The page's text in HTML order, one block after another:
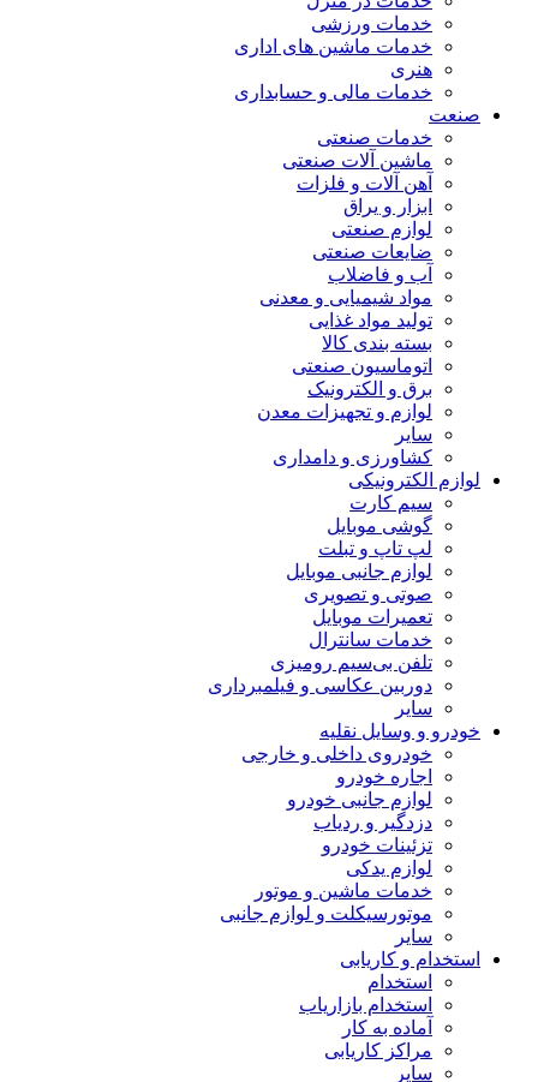
خدمات ورزشی
خدمات ماشین های اداری
هنری
خدمات مالی و حسابداری
صنعت
خدمات صنعتی
ماشین آلات صنعتی
آهن آلات و فلزات
ابزار و یراق
لوازم صنعتی
ضایعات صنعتی
آب و فاضلاب
مواد شیمیایی و معدنی
تولید مواد غذایی
بسته بندی کالا
اتوماسیون صنعتی
برق و الکترونیک
لوازم و تجهیزات معدن
سایر
کشاورزی و دامداری
لوازم الکترونیکی
سیم کارت
گوشی موبایل
لپ تاپ و تبلت
لوازم جانبی موبایل
صوتی و تصویری
تعمیرات موبایل
خدمات سانترال
تلفن بی‌سیم رومیزی
دوربین عکاسی و فیلمبرداری
سایر
خودرو و وسایل نقلیه
خودروی داخلی و خارجی
اجاره خودرو
لوازم جانبی خودرو
دزدگیر و ردیاب
تزئینات خودرو
لوازم یدکی
خدمات ماشین و موتور
موتورسیکلت و لوازم جانبی
سایر
استخدام و کاریابی
استخدام
استخدام بازاریاب
آماده به کار
مراکز کاریابی
سایر